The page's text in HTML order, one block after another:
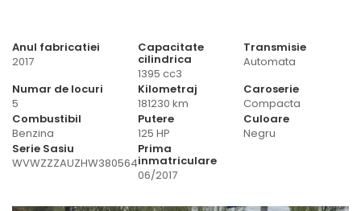
Anul fabricatiei
2017
Capacitate
cilindrica
1395 cc3
Transmisie
Automata
Numar de locuri
5
Kilometraj
181230 km
Caroserie
Compacta
Combustibil
Benzina
Putere
125 HP
Culoare
Negru
Serie Sasiu
WVWZZZAUZHW380564
Prima
inmatriculare
06/2017